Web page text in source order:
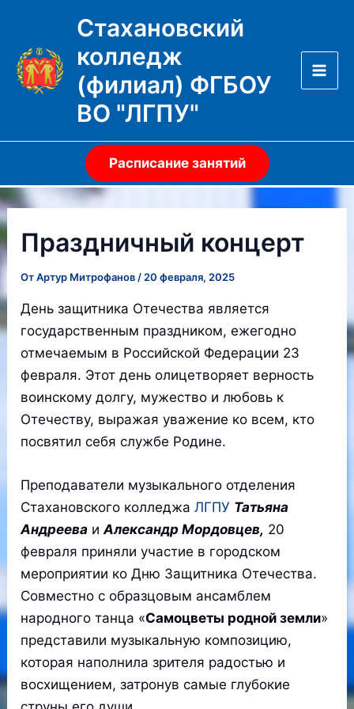
содержимому
Стахановский
колледж
(филиал) ФГБОУ
ВО "ЛГПУ"
Расписание занятий
Праздничный концерт
ОтАртур Митрофанов / 20 февраля, 2025
День защитника Отечества является
государственным праздником, ежегодно
отмечаемым в Российской Федерации 23
февраля. Этот день олицетворяет верность
воинскому долгу, мужество и любовь к
Отечеству, выражая уважение ко всем, кто
посвятил себя службе Родине.
Преподаватели музыкального отделения
Стахановского колледжаЛГПУ Татьяна
Андреева иАлександр Мордовцев, 20
февраля приняли участие в городском
мероприятии ко Дню Защитника Отечества.
Совместно с образцовым ансамблем
народного танца «Самоцветы родной земли»
представили музыкальную композицию,
которая наполнила зрителя радостью и
восхищением, затронув самые глубокие